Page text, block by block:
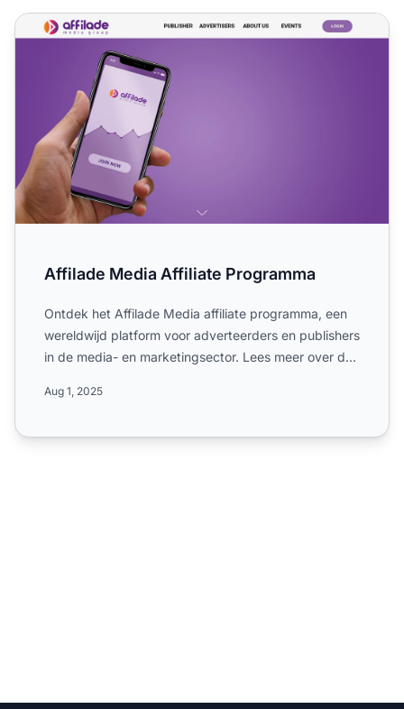
Affilade Media Affiliate Programma
Affilade Media Affiliate Programma
Ontdek het Affilade Media affiliate programma, een
wereldwijd platform voor adverteerders en publishers
in de media- en marketingsector. Lees meer over de
Aug 1, 2025